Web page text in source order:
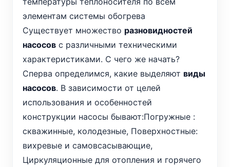
элементам системы обогрева
Существует множество разновидностей
насосов с различными техническими
характеристиками. С чего же начать?
Сперва определимся, какие выделяют виды
насосов. В зависимости от целей
использования и особенностей
конструкции насосы бывают:Погружные :
скважинные, колодезные, Поверхностные:
вихревые и самовсасывающие,
Циркуляционные для отопления и горячего